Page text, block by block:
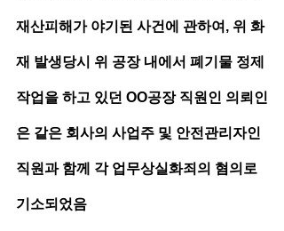
재산피해가 야기된 사건에 관하여, 위 화
재 발생당시 위 공장 내에서 폐기물 정제
작업을 하고 있던 OO공장 직원인 의뢰인
은 같은 회사의 사업주 및 안전관리자인
직원과 함께 각 업무상실화죄의 혐의로
기소되었음